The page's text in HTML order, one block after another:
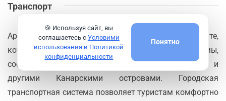
Транспорт
Арресифе является важным портом Лансароте,
который принимает круизные суда и паромы,
соединяющие остров с материковой Испанией и
другими Канарскими островами. Городская
транспортная система позволяет туристам комфортно
🍪 Используя сайт, вы
соглашаетесь с Условими
использования и Политикой
конфиденциальности
Понятно